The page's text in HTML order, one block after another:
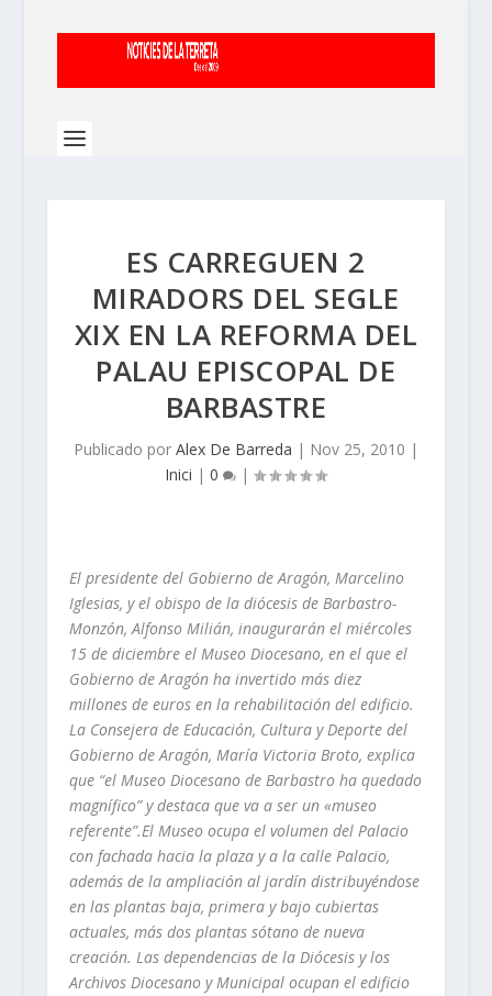
ES CARREGUEN 2
MIRADORS DEL SEGLE
XIX EN LA REFORMA DEL
PALAU EPISCOPAL DE
BARBASTRE
Publicado por Alex De Barreda | Nov 25, 2010 |
Inici |0 |
El presidente del Gobierno de Aragón, Marcelino
Iglesias, y el obispo de la diócesis de Barbastro-
Monzón, Alfonso Milián, inaugurarán el miércoles
15 de diciembre el Museo Diocesano, en el que el
Gobierno de Aragón ha invertido más diez
millones de euros en la rehabilitación del edificio.
La Consejera de Educación, Cultura y Deporte del
Gobierno de Aragón, María Victoria Broto, explica
que “el Museo Diocesano de Barbastro ha quedado
magnífico” y destaca que va a ser un «museo
referente”.El Museo ocupa el volumen del Palacio
con fachada hacia la plaza y a la calle Palacio,
además de la ampliación al jardín distribuyéndose
en las plantas baja, primera y bajo cubiertas
actuales, más dos plantas sótano de nueva
creación. Las dependencias de la Diócesis y los
Archivos Diocesano y Municipal ocupan el edificio